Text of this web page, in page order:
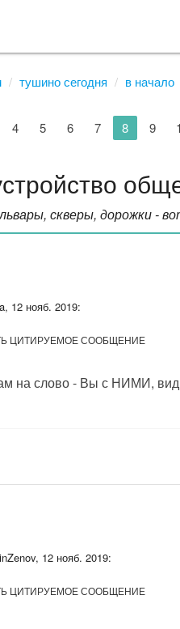
тушино сегодня в начало
4 5 6 7 8 9
скверы, дорожки -
12 нояб. 2019:
ЦИТИРУЕМОЕ СООБЩЕНИЕ
на слово - Вы с НИМИ,
12 нояб. 2019:
ЦИТИРУЕМОЕ СООБЩЕНИЕ